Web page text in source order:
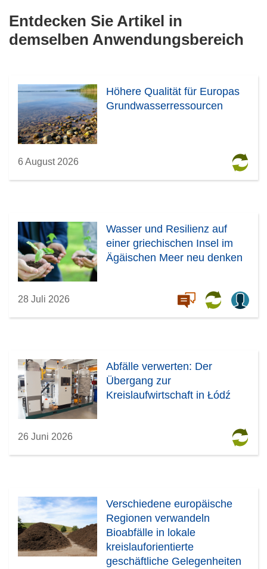
Entdecken Sie Artikel in
demselben Anwendungsbereich
Höhere Qualität für Europas
Grundwasserressourcen
6 August 2026
Wasser und Resilienz auf
einer griechischen Insel im
Ägäischen Meer neu denken
28 Juli 2026
Abfälle verwerten: Der
Übergang zur
Kreislaufwirtschaft in Łódź
26 Juni 2026
Verschiedene europäische
Regionen verwandeln
Bioabfälle in lokale
kreislauforientierte
geschäftliche Gelegenheiten